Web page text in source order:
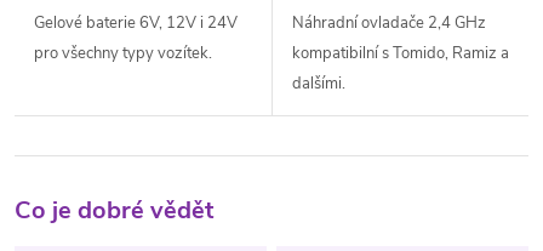
Gelové baterie 6V, 12V i 24V
pro všechny typy vozítek.
Náhradní ovladače 2,4 GHz
kompatibilní s Tomido, Ramiz a
dalšími.
Co je dobré vědět